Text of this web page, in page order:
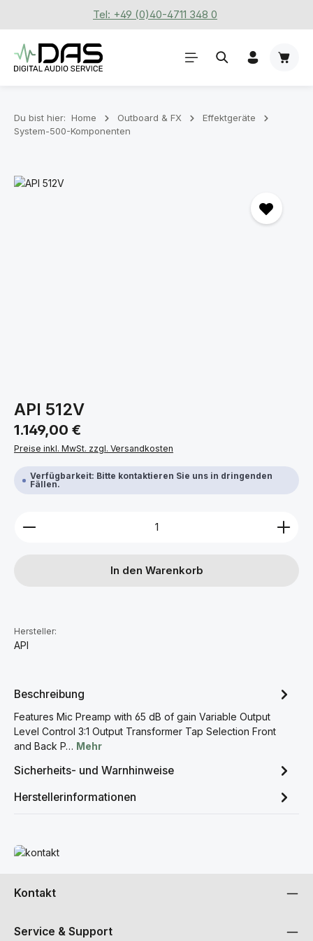
Zum Hauptinhalt springenTel: +49 (0)40-4711 348 0
Du bist hier: Home Outboard & FX
Effektgeräte
System-500-Komponenten
Bildergalerie überspringen
API 512V
Regulärer Preis:
1.149,00 €
Preise inkl. MwSt. zzgl. Versandkosten
Verfügbarkeit: Bitte kontaktieren Sie uns in dringenden
Fällen.
Produkt Anzahl: Gib den gewünschten Wert ein
In den Warenkorb
Hersteller:
API
Beschreibung
Features Mic Preamp with 65 dB of gain Variable Output
Level Control 3:1 Output Transformer Tap Selection Front
and Back P… Mehr
Sicherheits- und Warnhinweise
Herstellerinformationen
Mehr erfahren
Kontakt
Service & Support